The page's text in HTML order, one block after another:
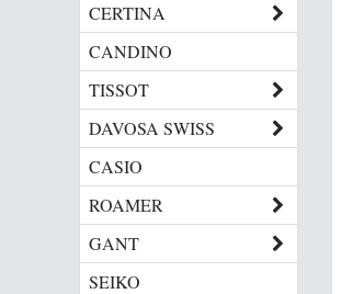
CERTINA
CANDINO
TISSOT
DAVOSA SWISS
CASIO
ROAMER
GANT
SEIKO